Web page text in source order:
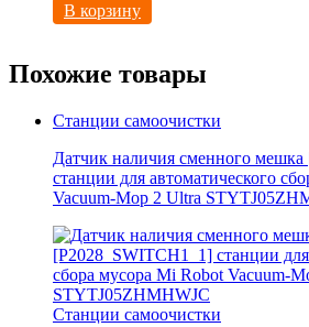
В корзину
Похожие товары
Станции самоочистки
Датчик наличия сменного
станции для автоматического
Vacuum-Mop 2 Ultra
Станции самоочистки